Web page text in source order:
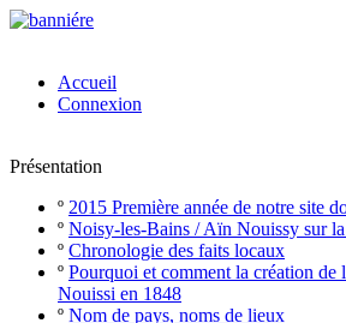
Accueil
Connexion
Présentation
º 2015 Première année de notre site
º Noisy-les-Bains / Aïn Nouissy sur
º Chronologie des faits locaux
º Pourquoi et comment la création
Nouissi en 1848
º Nom de pays, noms de lieux